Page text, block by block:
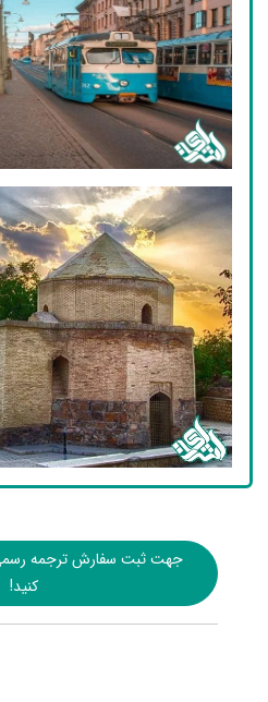
جهت ثبت سفارش ترجمه
کنید!